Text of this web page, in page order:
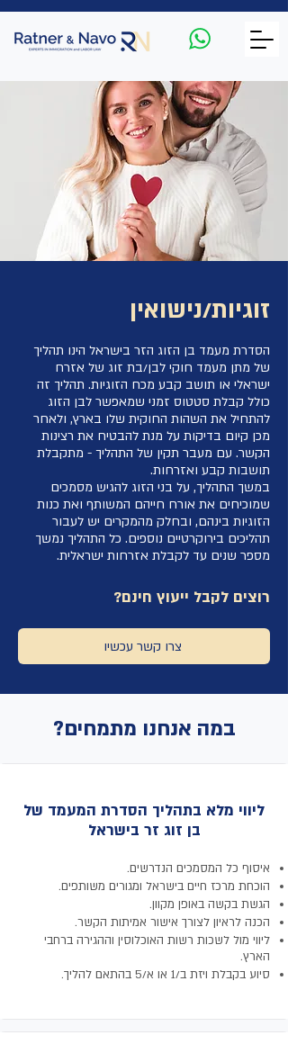
זוגיות/נישואין
הסדרת מעמד בן הזוג הזר בישראל הינו תהליך
של מתן מעמד חוקי לבן/בת זוג של אזרח
ישראלי או תושב קבע מכח הזוגיות. תהליך זה
כולל קבלת סטטוס זמני שמאפשר לבן הזוג
להתחיל את השהות החוקית שלו בארץ, ולאחר
מכן קיום בדיקות על מנת להבטיח את רצינות
הקשר. עם מעבר תקין של התהליך - מתקבלת
תושבות קבע ואזרחות.
במשך התהליך, על בני הזוג להגיש מסמכים
שמוכיחים את אורח חייהם המשותף ואת כנות
הזוגיות בינהם, ובחלק מהמקרים יש לעבור
תהליכים בירוקרטיים נוספים. כל התהליך נמשך
מספר שנים עד לקבלת אזרחות ישראלית.
רוצים לקבל ייעוץ חינם?
צרו קשר עכשיו
במה אנחנו מתמחים?
ליווי מלא בתהליך הסדרת המעמד של
בן זוג זר בישראל
איסוף כל המסמכים הנדרשים.
הוכחת מרכז חיים בישראל ומגורים משותפים.
הגשת בקשה באופן מקוון.
הכנה לראיון לצורך אישור אמיתות הקשר.
ליווי מול לשכות רשות האוכלוסין וההגירה ברחבי
הארץ.
סיוע בקבלת ויזת ב/1 או א/5 בהתאם להליך.